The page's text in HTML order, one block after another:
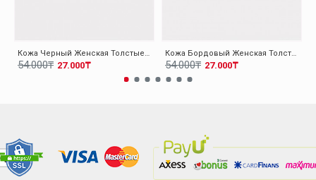
Кожа Черный Женская Толстые Каблуки Обувь 010ZA8714
27.000₸
54.000₸
Кожа Бордовый Женская Толстые Каблуки Обувь 010ZA8714
27.000₸
54.000₸